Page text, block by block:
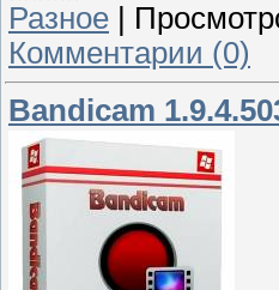
Разное
Комментарии (0)
Bandicam